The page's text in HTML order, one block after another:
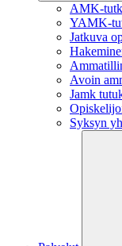
AMK-
YAMK-
Jatkuva
Avoin
Jamk
Syksyn